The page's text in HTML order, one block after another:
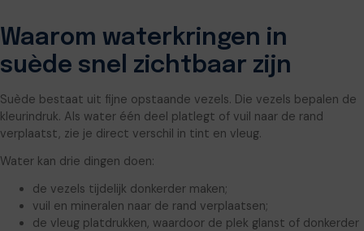
Waarom waterkringen in
suède snel zichtbaar zijn
Suède bestaat uit fijne opstaande vezels. Die vezels bepalen de
kleurindruk. Als water één deel platlegt of vuil naar de rand
verplaatst, zie je direct verschil in tint en vleug.
Water kan drie dingen doen:
de vezels tijdelijk donkerder maken;
vuil en mineralen naar de rand verplaatsen;
de vleug platdrukken, waardoor de plek glanst of donkerder